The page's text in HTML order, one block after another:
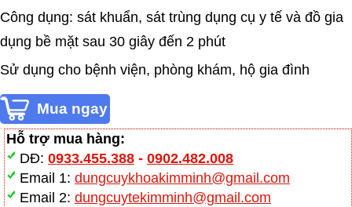
Công dụng: sát khuẩn, sát trùng dụng cụ y tế và đồ gia
dụng bề mặt sau 30 giây đến 2 phút
Sử dụng cho bệnh viện, phòng khám, hộ gia đình
Hỗ trợ mua hàng:
DĐ: 0933.455.388- 0902.482.008
Email 1: dungcuykhoakimminh@gmail.com
Email 2: dungcuytekimminh@gmail.com